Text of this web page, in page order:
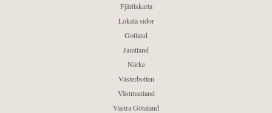
Fjärilskarta
Lokala sidor
Gotland
Jämtland
Närke
Västerbotten
Västmanland
Västra Götaland